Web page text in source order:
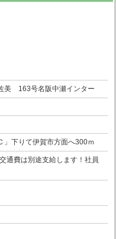
美 163号名阪中瀬インター
」下りて伊賀市方面へ300ｍ
費は別途支給します！社員